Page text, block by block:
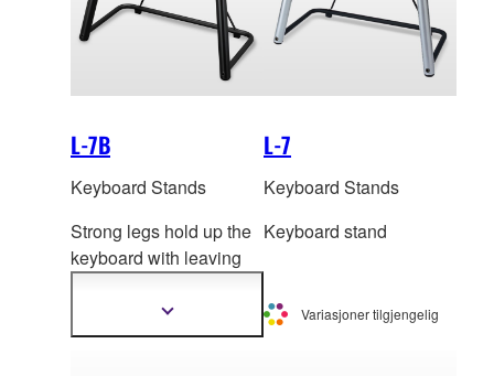
L-7B
Keyboard Stands
Strong legs hold up the
keyboard with leaving
while seated. The
keyboardsits securely
Vis
L-7
Keyboard Stands
Keyboard stand
Variasjoner tilgjengelig